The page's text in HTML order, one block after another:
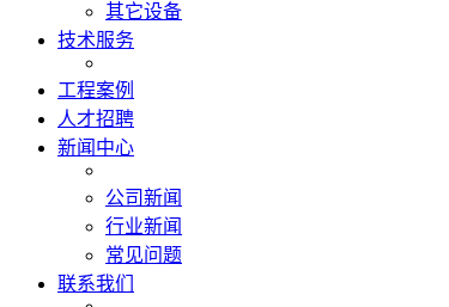
其它设备
技术服务
工程案例
人才招聘
新闻中心
公司新闻
行业新闻
常见问题
联系我们